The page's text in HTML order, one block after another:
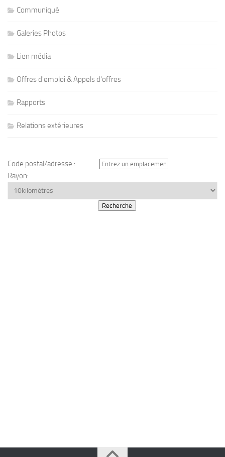
Communiqué
Galeries Photos
Lien média
Offres d'emploi & Appels d'offres
Rapports
Relations extérieures
Code postal/adresse :
Rayon: